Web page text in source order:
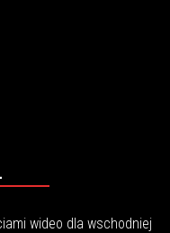
wideo dla wschodniej